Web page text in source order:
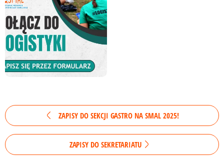
ZAPISY DO SEKCJI GASTRO NA SMAL 2025!
ZAPISY DO SEKRETARIATU